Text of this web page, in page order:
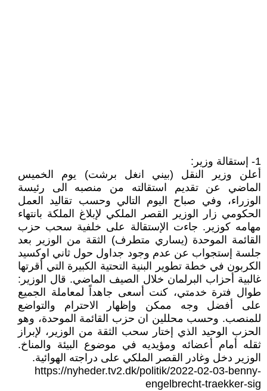
1- إستقالة وزير:
أعلن وزير النقل (بيني انغل برشت) يوم الخميس
الماضي عن تقديم استقالته من منصبه الى رئيسة
الوزراء، وفي صباح اليوم التالي وحسب تقاليد العمل
الحكومي زار الوزير القصر الملكي لإبلاغ الملكة بانتهاء
مهامه كوزير. جاءت الإستقالة على خلفية سحب حزب
القائمة الموحدة (يساري متطرف) الثقة من الوزير بعد
جلسة إستجواب عن عدم وجود جداول حول ثاني اوكسيد
الكربون في خطة تطوير البنية التحتية الكبيرة التي أقرتها
غالبية أحزاب البرلمان خلال الصيف الماضي. قال الوزير:
طوال فترة خدمتي، كنت أسعى جاهداً لمعاملة الجميع
على أفضل وجه ممكن وإظهار الاحترام والتواضع
للمنصب. وحسب محللين ان حزب القائمة الموحدة، وهو
الحزب الوحيد الذي إختار سحب الثقة من الوزير، لإبراز
ثقله أمام أعضائه ومؤيديه في موضوع البيئة والمناخ.
الوزير دخل وغادر القصر الملكي على دراجته الهوائية.
https://nyheder.tv2.dk/politik/2022-02-03-benny-
engelbrecht-traekker-sig